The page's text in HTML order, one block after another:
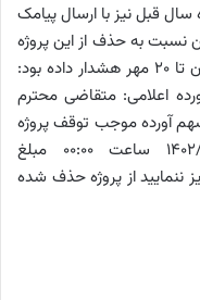
سال قبل نیز با ارسال پیامک
به حذف از این پروژه
ملی در صورت عدم واریز ۲۴۰ میلیون تومان تا ۲۰ مهر هشدار داده بود:
اعلامی: متقاضی محترم
آورده موجب توقف پروژه
شده است. چنانچه تا تاریخ ۱۴۰۲/۰۷/۲۰ ساعت ۰۰:۰۰ مبلغ
واریز ننمایید از پروژه حذف شده